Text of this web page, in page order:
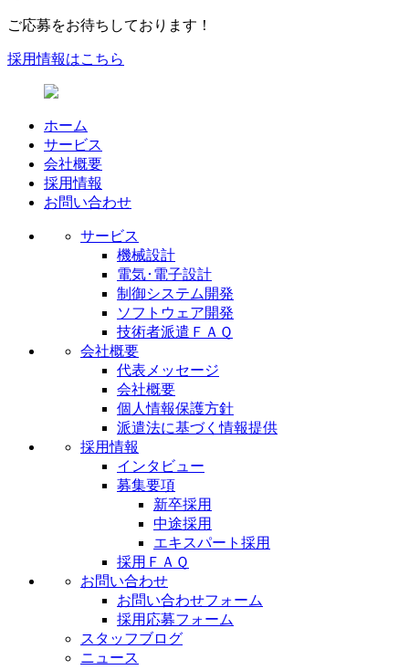
ご応募をお待ちしております！
採用情報はこちら
ホーム
サービス
会社概要
採用情報
お問い合わせ
サービス
機械設計
電気･電子設計
制御システム開発
ソフトウェア開発
技術者派遣ＦＡＱ
会社概要
代表メッセージ
会社概要
個人情報保護方針
派遣法に基づく情報提供
採用情報
インタビュー
募集要項
新卒採用
中途採用
エキスパート採用
採用ＦＡＱ
お問い合わせ
お問い合わせフォーム
採用応募フォーム
スタッフブログ
ニュース